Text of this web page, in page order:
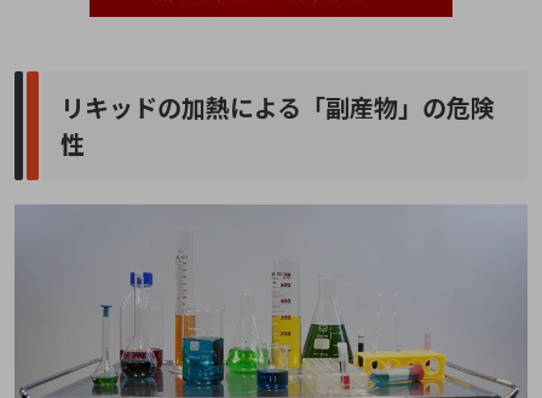
リキッドの加熱による「副産物」の危険
性